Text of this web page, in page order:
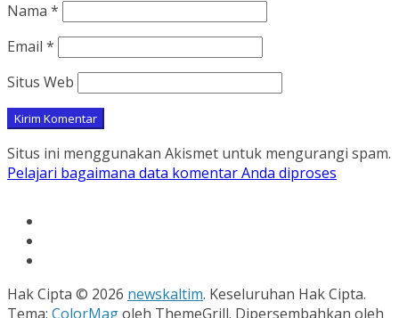
Nama *
Email *
Situs Web
Situs ini menggunakan Akismet untuk mengurangi spam.
Pelajari bagaimana data komentar Anda diproses
Hak Cipta © 2026 newskaltim. Keseluruhan Hak Cipta.
Tema: ColorMagoleh ThemeGrill. Dipersembahkan oleh